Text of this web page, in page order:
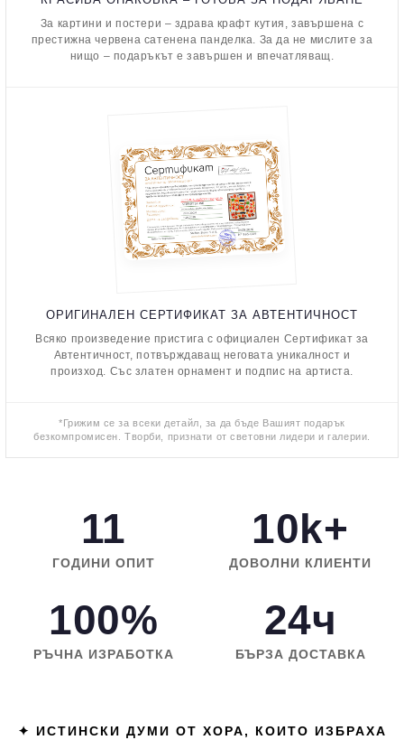
За картини и постери – здрава крафт кутия, завършена с
престижна червена сатенена панделка. За да не мислите за
нищо – подаръкът е завършен и впечатляващ.
ОРИГИНАЛЕН СЕРТИФИКАТ ЗА АВТЕНТИЧНОСТ
Всяко произведение пристига с официален Сертификат за
Автентичност, потвърждаващ неговата уникалност и
произход. Със златен орнамент и подпис на артиста.
*Грижим се за всеки детайл, за да бъде Вашият подарък
безкомпромисен. Творби, признати от световни лидери и галерии.
11
ГОДИНИ ОПИТ
10k+
ДОВОЛНИ КЛИЕНТИ
100%
РЪЧНА ИЗРАБОТКА
24ч
БЪРЗА ДОСТАВКА
✦ ИСТИНСКИ ДУМИ ОТ ХОРА, КОИТО ИЗБРАХА